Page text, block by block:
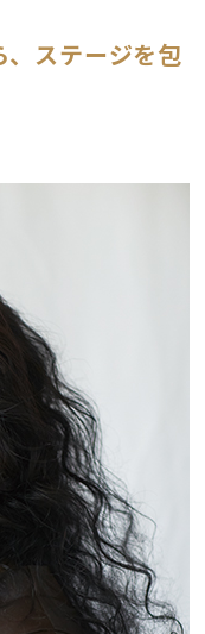
ステージを包